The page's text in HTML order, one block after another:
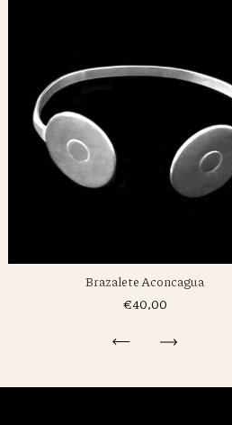
Brazalete Aconcagua
€40,00